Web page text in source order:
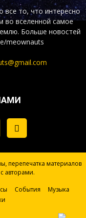
все то, что интересно
во вселенной самое
Больше новостей
meownauts
перепечатка материалов
авторами.
События
Музыка